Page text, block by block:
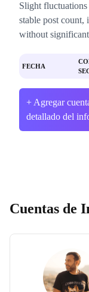
Slight
stable post count,
without
FECHA
+ Agregar
detallado del
Cuentas de